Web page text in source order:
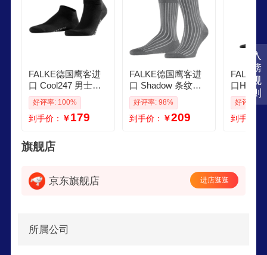
入
榜
规
则
国品质”的象征，年销售额超过2亿欧元。在美剧
《绯闻女孩》中，男主角Chuck用FALKE丝袜向
Blair求婚，使得FALKE名噪一时。
FALKE德国鹰客进
口 Cool247 男士棉
袜四季商务透气短
筒轻薄纯色13257 3
000 black 1双 均码
好评率: 100%
到手价： ￥179
FALKE德国鹰客进
口 Shadow 条纹商
务休闲棉袜男袜西
装袜中筒袜子14648
3164 steel mel灰色
好评率: 98%
到手价： ￥209
FALKE
口
两双棉
男袜礼
10 6375
好评率:
到手价：
旗舰店
京东旗舰店 进店逛逛
所属公司